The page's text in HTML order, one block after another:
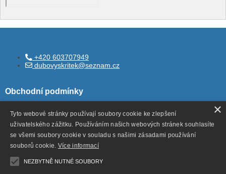
+420 603707949
dubovyskritek@seznam.cz
Obchodní podmínky
Všeobecné obchodní podmínky
Ochrana ososbních údajů
Odstoupení od smlouvy
×
Tyto webové stránky používají soubory cookie ke zlepšení
uživatelského zážitku. Používáním našich webových stránek souhlasíte
se všemi soubory cookie v souladu s našimi zásadami používání
souborů cookie. Více informací
NEZBYTNĚ NUTNÉ SOUBORY